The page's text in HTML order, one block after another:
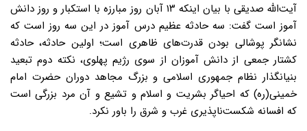
آیت‌الله صدیقی با بیان اینکه ۱۳ آبان روز مبارزه با استکبار و روز دانش
آموز است گفت: سه حادثه عظیم درس آموز در این سه روز است که
نشانگر پوشالی بودن قدرت‌های ظاهری است؛ اولین حادثه، حادثه
کشتار جمعی از دانش آموزان از سوی رژیم پهلوی، نکته دوم تبعید
بنیانگذار نظام جمهوری اسلامی و بزرگ مجاهد دوران حضرت امام
خمینی(ره) که احیاگر بشریت و اسلام و تشیع و آن مرد بزرگی است
که افسانه شکست‌ناپذیری غرب و شرق را باور نکرد.